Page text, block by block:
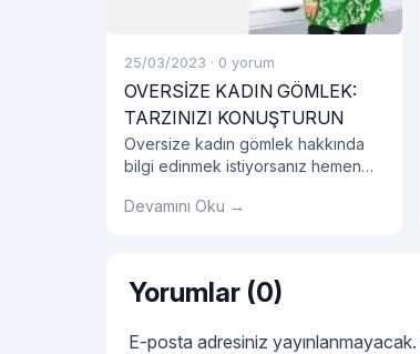
25/03/2023 · 0 yorum
OVERSİZE KADIN GÖMLEK:
TARZINIZI KONUŞTURUN
Oversize kadın gömlek hakkında
bilgi edinmek istiyorsanız hemen
Devamını Oku →
Yorumlar (0)
E-posta adresiniz yayınlanmayacak.